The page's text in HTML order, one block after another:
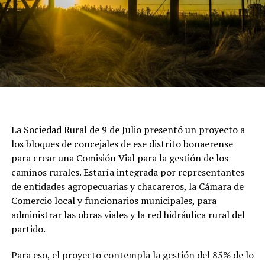
pre consejo, el cual contó con la presencia del senador
nacional Francisco Manuel Paoltroni, empresario y
productor agropecuario de la provincia de Formosa.El
legislador nacional se expresó sobre la situación actual
del Congreso y el campo en estos días:
“Primero quiero felicitar a Coninagro por este espacio y
Creo que es un gran reflejo de lo que hoy es el sector
agroindustrial de la Argentina, y un ejemplo a imitar.
Con respecto de la agenda, en lo que viene tenemos por
delante la aprobación de la ley de inviolabilidad de la
propiedad privada, que pone orden al tema de las
ocupaciones ilegales y acelera los procesos de desalojo.
También la venta de tierras a extranjeros se flexibiliza
en parte; por ahí, no todo lo que hubiésemos querido,
hacia adelante.”
La Sociedad Rural de 9 de Julio presentó un proyecto a
los bloques de concejales de ese distrito bonaerense
para crear una Comisión Vial para la gestión de los
caminos rurales. Estaría integrada por representantes
de entidades agropecuarias y chacareros, la Cámara de
Comercio local y funcionarios municipales, para
administrar las obras viales y la red hidráulica rural del
partido.
Para eso, el proyecto contempla la gestión del 85% de lo